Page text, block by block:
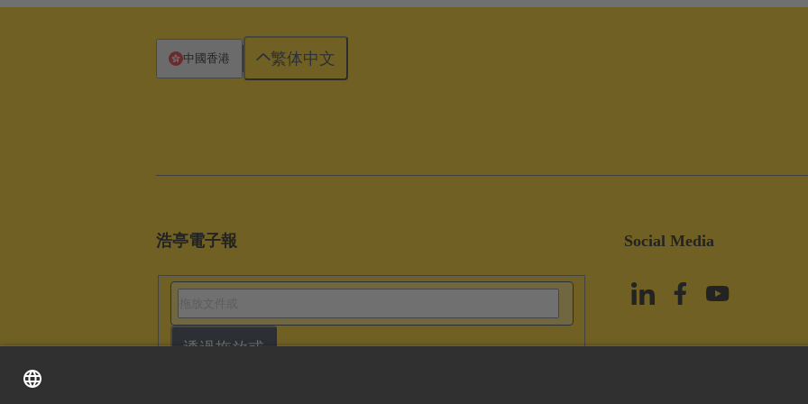
浩亭電子報
透過拖放或
Social Media
中國香港 繁体中文